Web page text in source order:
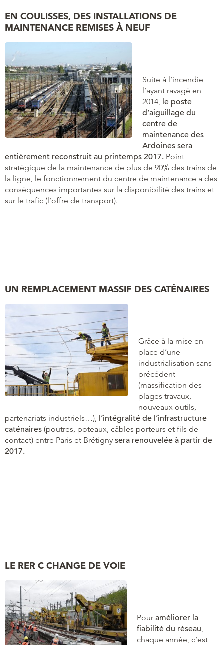
EN COULISSES, DES INSTALLATIONS DE
MAINTENANCE REMISES À NEUF
Suite à l’incendie
l’ayant ravagé en
2014, le poste
d’aiguillage du
centre de
maintenance des
Ardoines sera
entièrement reconstruit au printemps 2017. Point
stratégique de la maintenance de plus de 90% des trains de
la ligne, le fonctionnement du centre de maintenance a des
conséquences importantes sur la disponibilité des trains et
sur le trafic (l’offre de transport).
UN REMPLACEMENT MASSIF DES CATÉNAIRES
Grâce à la mise en
place d’une
industrialisation sans
précédent
(massification des
plages travaux,
nouveaux outils,
partenariats industriels…), l’intégralité de l’infrastructure
caténaires (poutres, poteaux, câbles porteurs et fils de
contact) entre Paris et Brétigny sera renouvelée à partir de
2017.
LE RER C CHANGE DE VOIE
Pour améliorer la
fiabilité du réseau
chaque année, c’est